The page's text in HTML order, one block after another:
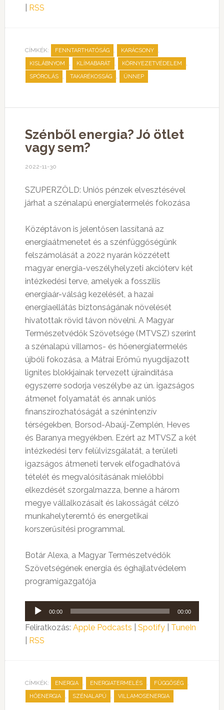
RSS
CÍMKÉK: FENNTARTHATÓSÁG , KARÁCSONY ,
KISLÁBNYOM , KLÍMABARÁT , KÖRNYEZETVÉDELEM ,
SPÓROLÁS , TAKARÉKOSSÁG , ÜNNEP
Szénből energia? Jó ötlet
vagy sem?
2022-11-30
SZUPERZÖLD: Uniós pénzek elvesztésével
járhat a szénalapú energiatermelés fokozása
Középtávon is jelentősen lassítaná az
energiaátmenetet és a szénfüggőségünk
felszámolását a 2022 nyarán közzétett
magyar energia-veszélyhelyzeti akcióterv két
intézkedési terve, amelyek a fosszilis
energiaár-válság kezelését, a hazai
energiaellátás biztonságának növelését
hivatottak rövid távon növelni. A Magyar
Természetvédők Szövetsége (MTVSZ) szerint
a szénalapú villamos- és hőenergiatermelés
újbóli fokozása, a Mátrai Erőmű nyugdíjazott
lignites blokkjainak tervezett újraindítása
egyszerre sodorja veszélybe az ún. igazságos
átmenet folyamatát és annak uniós
finanszírozhatóságát a szénintenzív
térségekben, Borsod-Abaúj-Zemplén, Heves
és Baranya megyékben. Ezért az MTVSZ a két
intézkedési terv felülvizsgálatát, a területi
igazságos átmeneti tervek elfogadhatóvá
tételét és megvalósításának mielőbbi
elkezdését szorgalmazza, benne a három
megye vállalkozásait és lakosságát célzó
munkahelyteremtő és energetikai
korszerűsítési programmal.
Botár Alexa, a Magyar Természetvédők
Szövetségének energia és éghajlatvédelem
programigazgatója
Audió
lejátszó
00:00 00:00
Feliratkozás: Apple Podcasts Spotify| TuneIn
RSS
CÍMKÉK: ENERGIA , ENERGIATERMELÉS , FÜGGŐSÉG ,
HŐENERGIA , SZÉNALAPÚ , VILLAMOSENERGIA